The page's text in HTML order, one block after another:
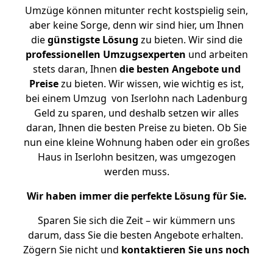
Umzüge können mitunter recht kostspielig sein,
aber keine Sorge, denn wir sind hier, um Ihnen
diegünstigste Lösung zu bieten. Wir sind die
professionellen Umzugsexperten und arbeiten
stets daran, Ihnen die besten Angebote und
Preisezu bieten. Wir wissen, wie wichtig es ist,
bei einem Umzug von Iserlohn nach Ladenburg
Geld zu sparen, und deshalb setzen wir alles
daran, Ihnen die besten Preise zu bieten. Ob Sie
nun eine kleine Wohnung haben oder ein großes
Haus in Iserlohn besitzen, was umgezogen
werden muss.
Wir haben immer die perfekte Lösung für Sie.
Sparen Sie sich die Zeit – wir kümmern uns
darum, dass Sie die besten Angebote erhalten.
Zögern Sie nicht und kontaktieren Sie uns noch